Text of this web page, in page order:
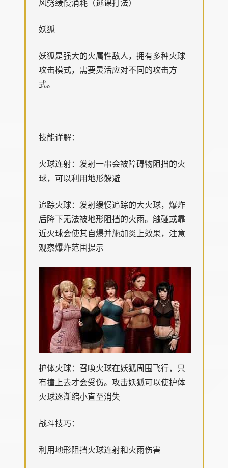
风劈缓慢消耗（逃课打法）
妖狐
妖狐是强大的火属性敌人，拥有多种火球
攻击模式，需要灵活应对不同的攻击方
式。
技能详解：
火球连射：发射一串会被障碍物阻挡的火
球，可以利用地形躲避
追踪火球：发射缓慢追踪的大火球，爆炸
后降下无法被地形阻挡的火雨。触碰或靠
近火球会使其自爆并施加炎上效果，注意
观察爆炸范围提示
护体火球：召唤火球在妖狐周围飞行，只
有撞上去才会受伤。攻击妖狐可以使护体
火球逐渐缩小直至消失
战斗技巧：
利用地形阻挡火球连射和火雨伤害